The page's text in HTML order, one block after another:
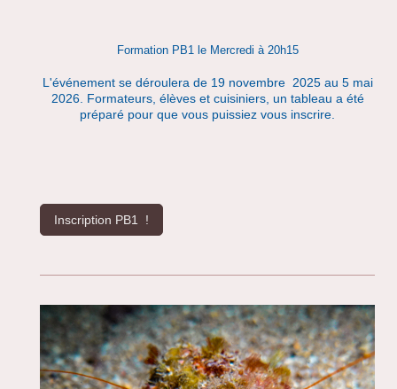
Formation PB1 le Mercredi à 20h15
L'événement se déroulera de 19 novembre 2025 au 5 mai
2026. Formateurs, élèves et cuisiniers, un tableau a été
préparé pour que vous puissiez vous inscrire.
Inscription PB1 !